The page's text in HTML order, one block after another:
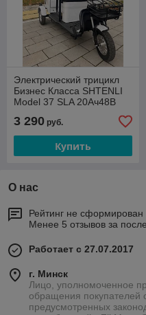
Электрический трицикл
Бизнес Класса SHTENLI
Model 37 SLA 20Ач48В
3 290 руб.
Купить
О нас
Рейтинг не сформирован
Менее 5 отзывов за
Работает с 27.07.2017
г. Минск
Лицо, уполномоченное
обращения покупателей
предусмотренных